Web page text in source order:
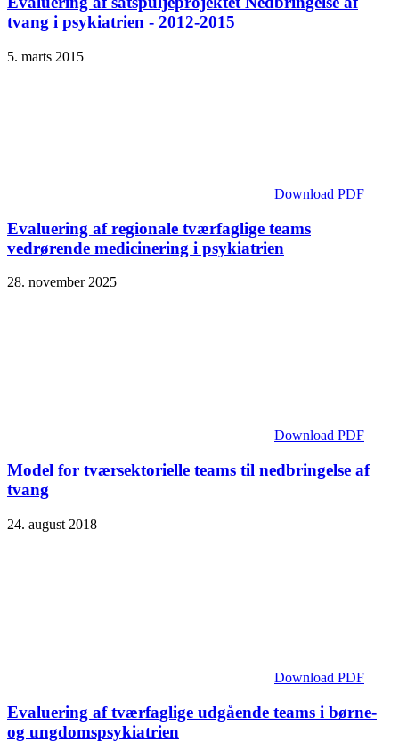
tvang i psykiatrien - 2012-2015
5. marts 2015
Download PDF
Evaluering af regionale tværfaglige teams
vedrørende medicinering i psykiatrien
28. november 2025
Download PDF
Model for tværsektorielle teams til nedbringelse af
tvang
24. august 2018
Download PDF
Evaluering af tværfaglige udgående teams i børne-
og ungdomspsykiatrien